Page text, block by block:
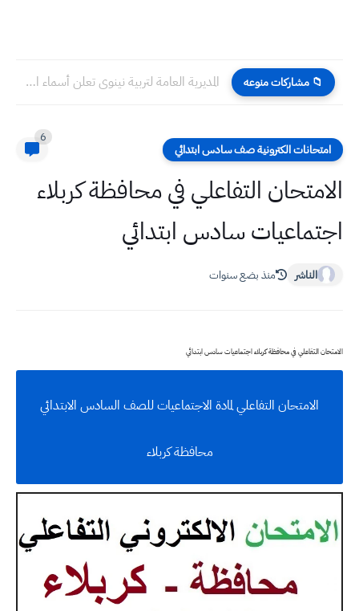
📁 مشاركات منوعه المديرية العامة لتربية نينوى تعلن أسماء المقبولين للتعيين بصفة عقد...
امتحانات الكترونية صف سادس ابتدائي
6
الامتحان التفاعلي في محافظة كربلاء
اجتماعيات سادس ابتدائي
الناشر منذ بضع سنوات
الامتحان التفاعلي في محافظة كربلاء اجتماعيات سادس ابتدائي
الامتحان التفاعلي لمادة الاجتماعيات للصف السادس الابتدائي
محافظة كربلاء